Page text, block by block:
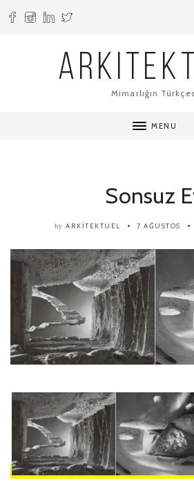
Mimarlığın
MENU
Sonsuz
by ARKITEKTUEL 7 AĞUSTOS